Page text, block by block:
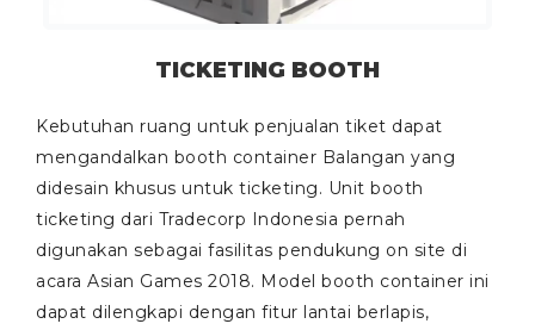
TICKETING BOOTH
Kebutuhan ruang untuk penjualan tiket dapat
mengandalkan booth container Balangan yang
didesain khusus untuk ticketing. Unit booth
ticketing dari Tradecorp Indonesia pernah
digunakan sebagai fasilitas pendukung on site di
acara Asian Games 2018. Model booth container ini
dapat dilengkapi dengan fitur lantai berlapis,